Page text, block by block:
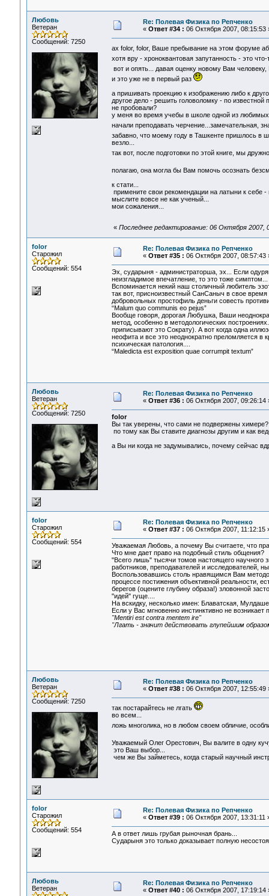
Любовь
Ветеран
Сообщений: 7250
Re: Полевая Физика по Репченко
« Ответ #34 : 06 Октября 2007, 08:15:53
ах folor, folor, Ваше пребывание на этом форуме
хотя вру - хроноквантовая запутанность - это
вот и опять... давая оценку новому Вам
и это уже не в первый раз
а пришивать проекцию к изображению либо к
другое дело - решить головоломку - по известной
не пробовали?
у меня во время учебы в школе одной из любимых
начали преподавать черчение...замечательная,
забавно, что моему году в Ташкенте пришлось в
везло...
так вот, после подготовки по этой книге, мы
полагаю, она могла бы Вам помочь осознать
к стати...
примените свои рекомендации на латыни к себе
мыслите вовсе не как ученый...
мои сожаления...
« Последнее редактирование: 06 Октября 2007,
folor
Старожил
Сообщений: 554
Re: Полевая Физика по Репченко
« Ответ #35 : 06 Октября 2007, 08:57:43
Эх, сударыня - администраторша, эх... Если
неизгладимое впечатление, то это тоже симптом...
Вспоминается некий наш столичный любитель
так вот, присноизвестный СанСаныч в свое
добровольных простофиль деньги совесть
“Malum quo communis eo pejus”
Вообще говоря, дорогая Любушка, Ваши
метод, особенно в методологических
приписывают это Сократу). А вот когда одна
неофита и все это неоднократно преломляется в
психическая патология....
“Maledicta est exposition quae corrumpit textum”
Любовь
Ветеран
Сообщений: 7250
Re: Полевая Физика по Репченко
« Ответ #36 : 06 Октября 2007, 09:26:14
folor
Вы так уверены, что сами не подвержены
по тому как Вы ставите диагнозы другим и как
а Вы ни когда не задумывались, почему сейчас
folor
Старожил
Сообщений: 554
Re: Полевая Физика по Репченко
« Ответ #37 : 06 Октября 2007, 11:12:15
Уважаемая Любовь, а почему Вы считаете, что
Что мне дает право на подобный стиль общения?
"Всего лишь" тысячи томов настоящего научного
работников, преподавателей и исследователей,
Воспользовавшись столь нравящимся Вам
процессе постижения объективной реальности,
берегов (оцените глубину образа!) зловонной
"идей" гуще....
На вскидку, несколько имен: Блаватская,
Если у Вас мгновенно инстинктивно не
"Mentiri est contra mentem ire"
"Лгать - значит действовать глупейшим
Любовь
Ветеран
Сообщений: 7250
Re: Полевая Физика по Репченко
« Ответ #38 : 06 Октября 2007, 12:55:49
так постарайтесь не лгать
во всем...
ложь многолика, но в любом своем обличие,
Уважаемый Олег Орестович, Вы валите в одну
это Ваш выбор...
чем же Вы займетесь, когда старый научный
folor
Старожил
Сообщений: 554
Re: Полевая Физика по Репченко
« Ответ #39 : 06 Октября 2007, 13:31:11
А в ответ лишь грубая рыночная брань...
Сударыня это только доказывает полную
Любовь
Ветеран
Re: Полевая Физика по Репченко
« Ответ #40 : 06 Октября 2007, 17:19:14